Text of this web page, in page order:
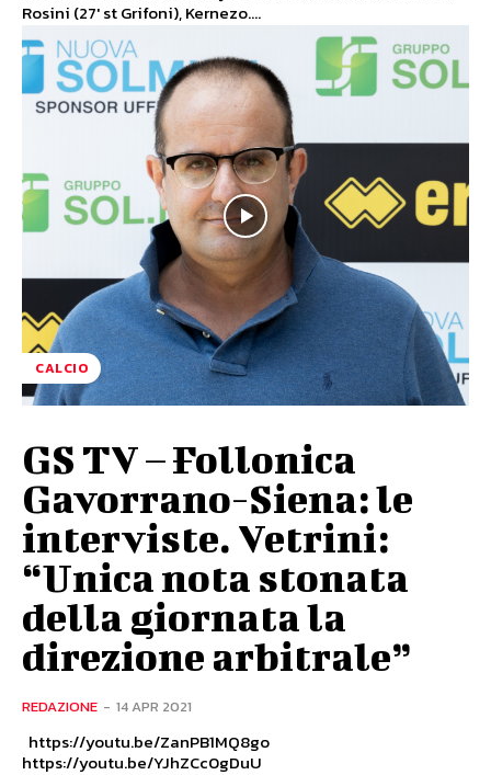
Rosini (27' st Grifoni), Kernezo....
CALCIO
GS TV – Follonica
Gavorrano-Siena: le
interviste. Vetrini:
“Unica nota stonata
della giornata la
direzione arbitrale”
REDAZIONE - 14 APR 2021
https://youtu.be/YJhZCc0gDuU